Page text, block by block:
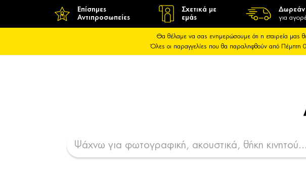
Επίσημες
Αντιπροσωπείες
Σχετικά με
εμάς
Δωρεάν
για
Θα θέλαμε να σας ενημερώσουμε ότι η εταιρεία
Όλες οι παραγγελίες που θα παραληφθούν από